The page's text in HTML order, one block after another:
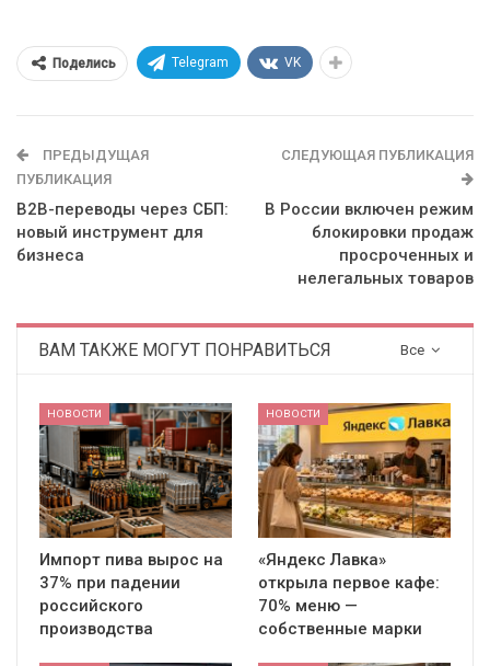
Поделись Telegram VK
ПРЕДЫДУЩАЯ
ПУБЛИКАЦИЯ
B2B-переводы через СБП:
новый инструмент для
бизнеса
СЛЕДУЮЩАЯ ПУБЛИКАЦИЯ
В России включен режим
блокировки продаж
просроченных и
нелегальных товаров
Все
ВАМ ТАКЖЕ МОГУТ ПОНРАВИТЬСЯ
НОВОСТИ
Импорт пива вырос на
37% при падении
российского
производства
НОВОСТИ
«Яндекс Лавка»
открыла первое кафе:
70% меню —
собственные марки